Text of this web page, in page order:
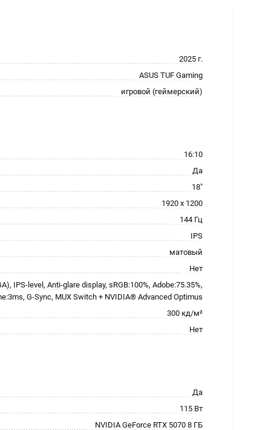
2025 г.
ASUS TUF Gaming
игровой (геймерский)
16:10
Да
18"
1920 x 1200
144 Гц
IPS
матовый
Нет
IPS-level, Anti-glare display, sRGB:100%, Adobe:75.35%,
G-Sync, MUX Switch + NVIDIA® Advanced Optimus
300 кд/м²
Нет
Да
115 Вт
NVIDIA GeForce RTX 5070 8 ГБ